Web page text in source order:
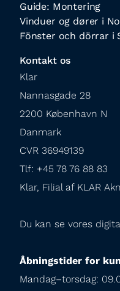
Guide: Montering
Vinduer og dører i
Fönster och dörrar i
Kontakt os
Klar
Nannasgade 28
2200 København N
Danmark
CVR 36949139
Tlf: +45 78 76 88 83
Klar, Filial af KLAR
Du kan se vores
Åbningstider for
Mandag–torsdag: